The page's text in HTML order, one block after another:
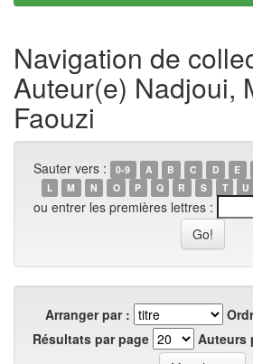
Navigation de
Auteur(e) Nadjoui,
Faouzi
Sauter vers : 0-9 A B C D E
L
M N O P Q R S T U
ou entrer les premières lettres :
Arranger par :
Résultats par page
Auteurs